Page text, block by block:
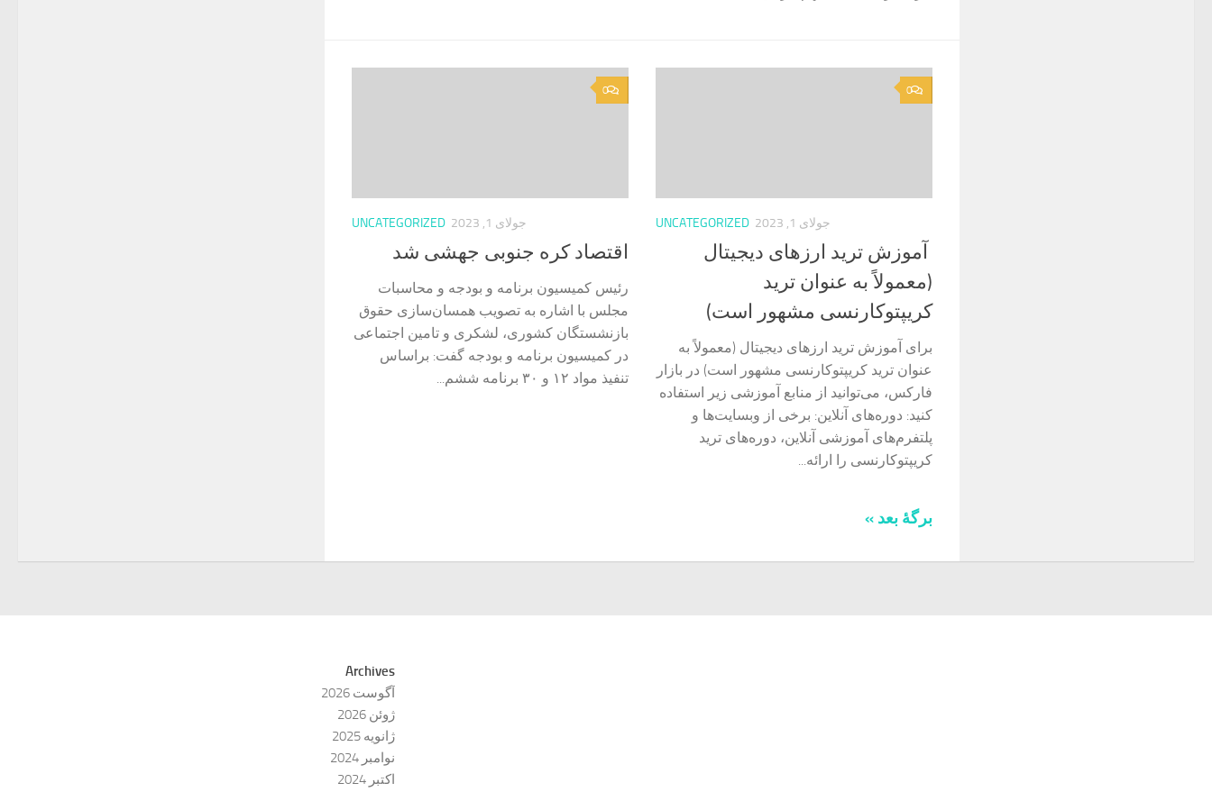
0
UNCATEGORIZED جولای 1, 2023
اقتصاد کره جنوبی جهشی شد
رئیس کمیسیون برنامه و بودجه و محاسبات
مجلس با اشاره به تصویب همسان‌سازی حقوق
بازنشستگان کشوری، لشکری و تامین اجتماعی
در کمیسیون برنامه و بودجه گفت: براساس
تنفیذ مواد ۱۲ و ۳۰ برنامه ششم...
0
UNCATEGORIZED جولای 1, 2023
آموزش ترید ارزهای دیجیتال
(معمولاً به عنوان ترید
کریپتوکارنسی مشهور است)
برای آموزش ترید ارزهای دیجیتال (معمولاً به
عنوان ترید کریپتوکارنسی مشهور است) در بازار
فارکس، می‌توانید از منابع آموزشی زیر استفاده
کنید: دوره‌های آنلاین: برخی از وبسایت‌ها و
پلتفرم‌های آموزشی آنلاین، دوره‌های ترید
کریپتوکارنسی را ارائه...
برگهٔ بعد »
Archives
آگوست 2026
ژوئن 2026
ژانویه 2025
نوامبر 2024
اکتبر 2024